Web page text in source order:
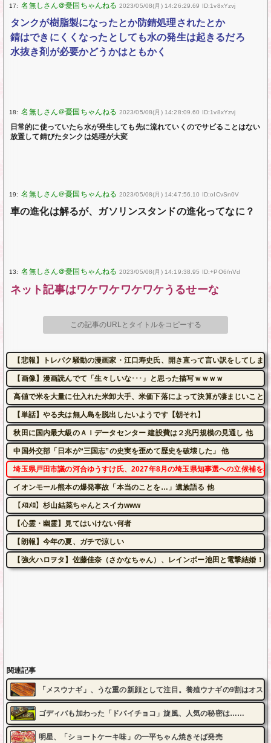
17: 2023/05/08(月) 14:26:29.69 ID:1v8xYzvj
タンクが樹脂製になったとか防錆処理されたとか
錆はできにくくなったとしても水の発生は起きるだろ
水抜き剤が必要かどうかはともかく
18: 2023/05/08(月) 14:28:09.60 ID:1v8xYzvj
日常的に使っていたら水が発生しても先に流れていくのでサビることはない
放置して錆びたタンクは処理が大変
19: 2023/05/08(月) 14:47:56.10 ID:oICvSn0V
車の進化は解るが、ガソリンスタンドの進化ってなに？
13: 2023/05/08(月) 14:19:38.95 ID:+PO6/nVd
ネット記事はワケワケワケワケうるせーな
この記事のURLとタイトルをコピーする
【悲報】トレパク騒動の漫画家・江口寿史氏、開き直って言い訳をしてしま
【画像】漫画読んでて「生々しいな･･･」と思った描写ｗｗｗｗ
高値で米を大量に仕入れた米卸大手、米価下落によって決算が凄まじいこと
【単話】やる夫は無人島を脱出したいようです【朝それ】
秋田に国内最大級のＡＩデータセンター 建設費は２兆円規模の見通し 他
中国外交部「日本が“三国志”の史実を歪めて歴史を破壊した」 他
埼玉県戸田市議の河合ゆうすけ氏、2027年8月の埼玉県知事選への立候補を
イオンモール熊本の爆発事故「本当のことを…」遺族語る 他
【ﾒﾛﾒﾛ】杉山結菜ちゃんとスイカwww
【心霊・幽霊】見てはいけない何者
【朗報】今年の夏、ガチで涼しい
【強火ハロヲタ】佐藤佳奈（さかなちゃん）、レインボー池田と電撃結婚！
関連記事
「メスウナギ」、うな重の新顔として注目。養殖ウナギの9割はオス
ゴディバも加わった「ドバイチョコ」旋風、人気の秘密は……
明星、「ショートケーキ味」の一平ちゃん焼きそば発売